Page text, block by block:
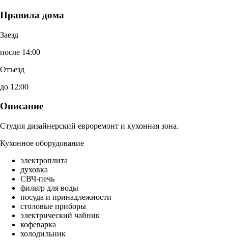
Правила дома
Заезд
после 14:00
Отъезд
до 12:00
Описание
Студия дизайнерский евроремонт и кухонная зона.
Кухонное оборудование
электроплита
духовка
СВЧ-печь
фильтр для воды
посуда и принадлежности
столовые приборы
электрический чайник
кофеварка
холодильник